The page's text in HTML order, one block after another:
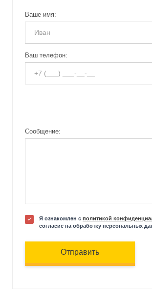
Ваше имя:
Ваш телефон:
Сообщение:
Я ознакомлен с политикой
согласие на обработку персональных
Отправить